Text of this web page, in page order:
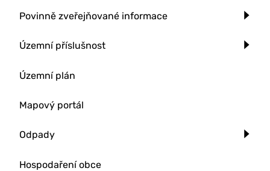
Povinně zveřejňované informace
Územní příslušnost
Územní plán
Mapový portál
Odpady
Hospodaření obce